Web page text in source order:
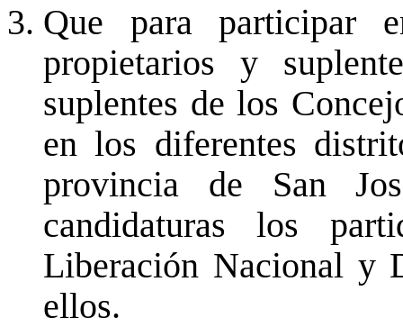
Que para participar
propietarios y
suplentes de los
en los diferentes
provincia de San
candidaturas los
Liberación Nacional y
ellos.